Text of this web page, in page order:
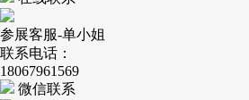
参展客服-单小姐
联系电话：
18067961569
微信联系